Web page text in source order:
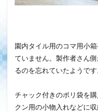
園内タイル用のコマ用小
ていません。製作者さん
るのを忘れていたようです
チャック付きのポリ袋を
クン用の小物入れなどに